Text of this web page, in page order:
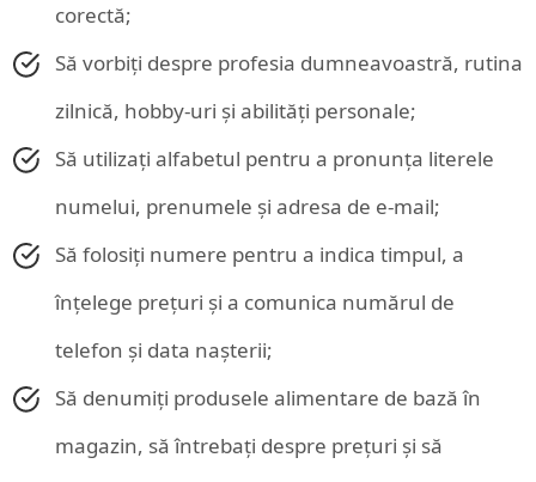
corectă;
Să vorbiți despre profesia dumneavoastră, rutina
zilnică, hobby-uri și abilități personale;
Să utilizați alfabetul pentru a pronunța literele
numelui, prenumele și adresa de e-mail;
Să folosiți numere pentru a indica timpul, a
înțelege prețuri și a comunica numărul de
telefon și data nașterii;
Să denumiți produsele alimentare de bază în
magazin, să întrebați despre prețuri și să